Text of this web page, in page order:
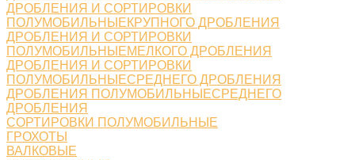
ДРОБЛЕНИЯ И СОРТИРОВКИ
ПОЛУМОБИЛЬНЫЕКРУПНОГО ДРОБЛЕНИЯ
ДРОБЛЕНИЯ И СОРТИРОВКИ
ПОЛУМОБИЛЬНЫЕМЕЛКОГО ДРОБЛЕНИЯ
ДРОБЛЕНИЯ И СОРТИРОВКИ
ПОЛУМОБИЛЬНЫЕСРЕДНЕГО ДРОБЛЕНИЯ
ДРОБЛЕНИЯ ПОЛУМОБИЛЬНЫЕСРЕДНЕГО
ДРОБЛЕНИЯ
СОРТИРОВКИ ПОЛУМОБИЛЬНЫЕ
ГРОХОТЫ
ВАЛКОВЫЕ